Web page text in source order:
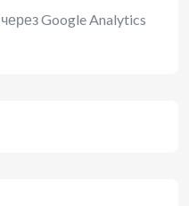
Google Analytics